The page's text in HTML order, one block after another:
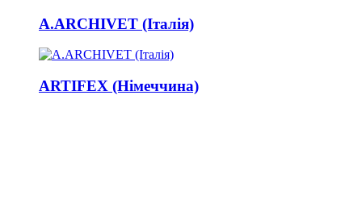
A.ARCHIVET (Італія)
ARTIFEX (Німеччина)